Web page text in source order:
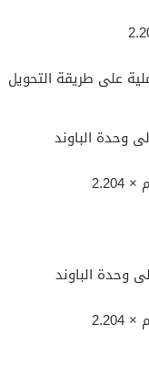
على طريقة التحويل